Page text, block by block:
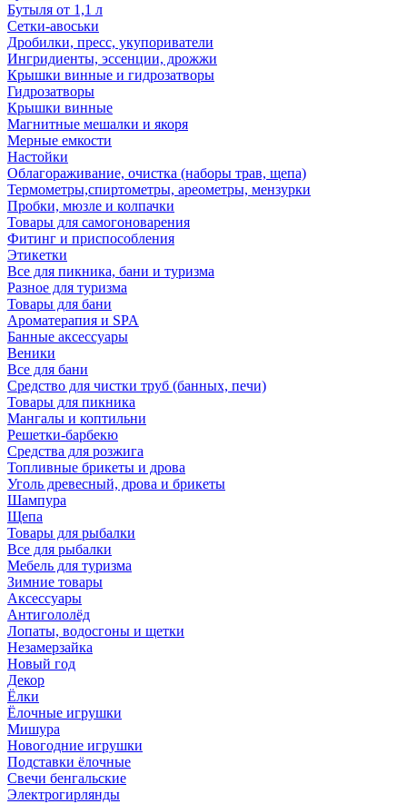
Бутыля от 1,1 л
Сетки-авоськи
Дробилки, пресс, укупориватели
Ингридиенты, эссенции, дрожжи
Крышки винные и гидрозатворы
Гидрозатворы
Крышки винные
Магнитные мешалки и якоря
Мерные емкости
Настойки
Облагораживание, очистка (наборы трав, щепа)
Термометры,спиртометры, ареометры, мензурки
Пробки, мюзле и колпачки
Товары для самогоноварения
Фитинг и приспособления
Этикетки
Все для пикника, бани и туризма
Разное для туризма
Товары для бани
Ароматерапия и SPA
Банные аксессуары
Веники
Все для бани
Средство для чистки труб (банных, печи)
Товары для пикника
Мангалы и коптильни
Решетки-барбекю
Средства для розжига
Топливные брикеты и дрова
Уголь древесный, дрова и брикеты
Шампура
Щепа
Товары для рыбалки
Все для рыбалки
Мебель для туризма
Зимние товары
Аксессуары
Антигололёд
Лопаты, водосгоны и щетки
Незамерзайка
Новый год
Декор
Ёлки
Ёлочные игрушки
Мишура
Новогодние игрушки
Подставки ёлочные
Свечи бенгальские
Электрогирлянды